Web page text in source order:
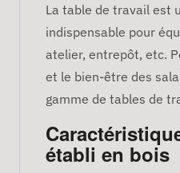
La table de travail est
indispensable pour
atelier, entrepôt, etc.
et le bien-être des
gamme de tables de
établi en bois